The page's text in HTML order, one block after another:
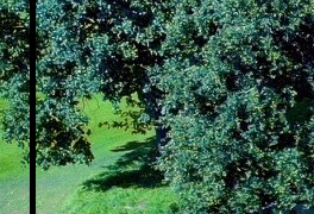
Rückansicht